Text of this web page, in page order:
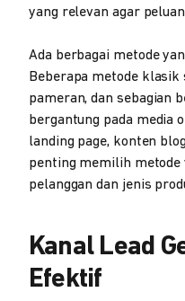
yang relevan agar
Ada berbagai metode
Beberapa metode
pameran, dan sebagian
bergantung pada media
landing page, konten
penting memilih metode
pelanggan dan jenis
Kanal Lead
Efektif